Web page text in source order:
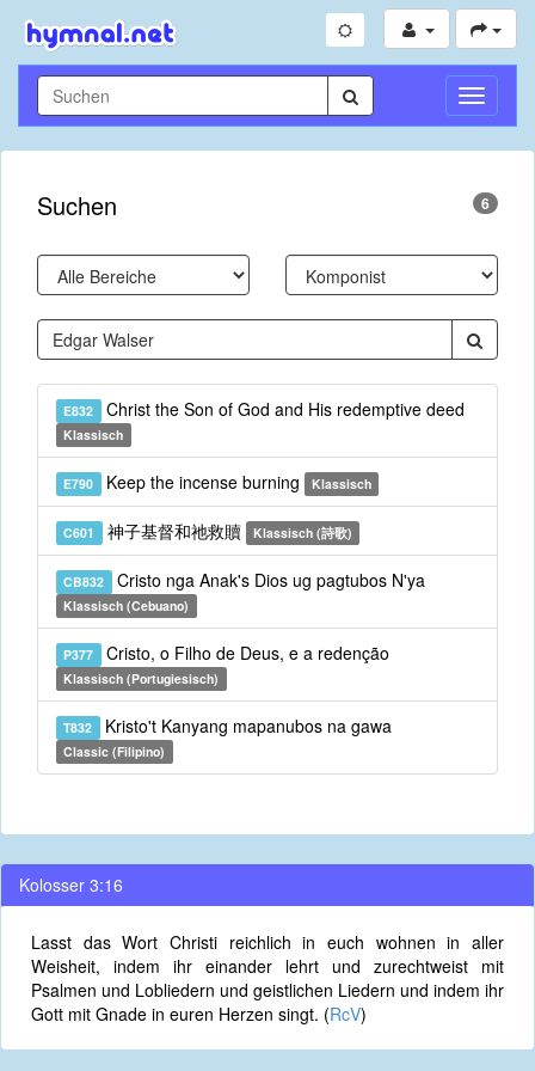
Suchen 6
E832 Christ the Son of God and His redemptive deed
Klassisch
E790 Keep the incense burning Klassisch
C601 神子基督和祂救贖 Klassisch (詩歌)
CB832 Cristo nga Anak's Dios ug pagtubos N'ya
Klassisch (Cebuano)
P377 Cristo, o Filho de Deus, e a redenção
Klassisch (Portugiesisch)
T832 Kristo't Kanyang mapanubos na gawa
Classic (Filipino)
Kolosser 3:16
Lasst das Wort Christi reichlich in euch wohnen in aller
Weisheit, indem ihr einander lehrt und zurechtweist mit
Psalmen und Lobliedern und geistlichen Liedern und indem ihr
Gott mit Gnade in euren Herzen singt. (RcV)